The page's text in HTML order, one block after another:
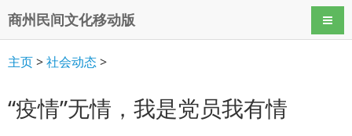
商州民间文化移动版 导航
主页>社会动态>
“疫情”无情，我是党员我有情